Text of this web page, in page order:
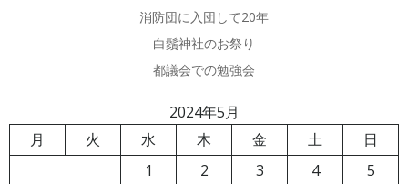
消防団に入団して20年
白鬚神社のお祭り
都議会での勉強会
2024年5月
月
火 水 木 金 土
日
1
2 3 4
5